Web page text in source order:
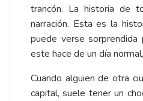
trancón. La historia de
narración. Esta es la
puede verse
este hace de un día
Cuando alguien de otra
capital, suele tener un